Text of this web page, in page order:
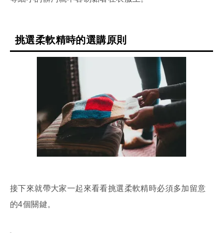
挑選柔軟精時的選購原則
接下來就帶大家一起來看看挑選柔軟精時必須多加留意
的4個關鍵。